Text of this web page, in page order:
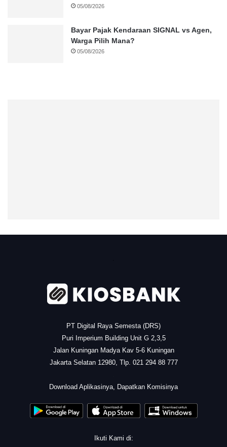
05/08/2026
Bayar Pajak Kendaraan SIGNAL vs Agen,
Warga Pilih Mana?
05/08/2026
PT Digital Raya Semesta (DRS)
Puri Imperium Building Unit G 2,3,5
Jalan Kuningan Madya Kav 5-6 Kuningan
Jakarta Selatan 12980, Tlp. 021 294 88 777
Download Aplikasinya, Dapatkan Komisinya
Ikuti Kami di: